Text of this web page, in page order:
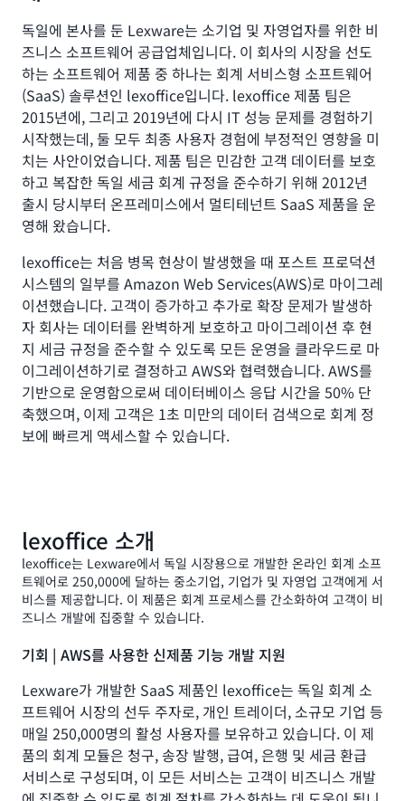
독일에 본사를 둔 Lexware는 소기업 및 자영업자를 위한 비
즈니스 소프트웨어 공급업체입니다. 이 회사의 시장을 선도
하는 소프트웨어 제품 중 하나는 회계 서비스형 소프트웨어
(SaaS) 솔루션인 lexoffice입니다. lexoffice 제품 팀은
2015년에, 그리고 2019년에 다시 IT 성능 문제를 경험하기
시작했는데, 둘 모두 최종 사용자 경험에 부정적인 영향을 미
치는 사안이었습니다. 제품 팀은 민감한 고객 데이터를 보호
하고 복잡한 독일 세금 회계 규정을 준수하기 위해 2012년
출시 당시부터 온프레미스에서 멀티테넌트 SaaS 제품을 운
영해 왔습니다.
lexoffice는 처음 병목 현상이 발생했을 때 포스트 프로덕션
시스템의 일부를 Amazon Web Services(AWS)로 마이그레
이션했습니다. 고객이 증가하고 추가로 확장 문제가 발생하
자 회사는 데이터를 완벽하게 보호하고 마이그레이션 후 현
지 세금 규정을 준수할 수 있도록 모든 운영을 클라우드로 마
이그레이션하기로 결정하고 AWS와 협력했습니다. AWS를
기반으로 운영함으로써 데이터베이스 응답 시간을 50% 단
축했으며, 이제 고객은 1초 미만의 데이터 검색으로 회계 정
보에 빠르게 액세스할 수 있습니다.
lexoffice 소개
lexoffice는 Lexware에서 독일 시장용으로 개발한 온라인 회계 소프
트웨어로 250,000에 달하는 중소기업, 기업가 및 자영업 고객에게 서
비스를 제공합니다. 이 제품은 회계 프로세스를 간소화하여 고객이 비
즈니스 개발에 집중할 수 있습니다.
기회 | AWS를 사용한 신제품 기능 개발 지원
Lexware가 개발한 SaaS 제품인 lexoffice는 독일 회계 소
프트웨어 시장의 선두 주자로, 개인 트레이더, 소규모 기업 등
매일 250,000명의 활성 사용자를 보유하고 있습니다. 이 제
품의 회계 모듈은 청구, 송장 발행, 급여, 은행 및 세금 환급
서비스로 구성되며, 이 모든 서비스는 고객이 비즈니스 개발